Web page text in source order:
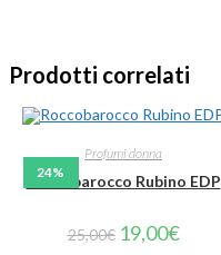
Prodotti correlati
24%
Profumi donna
Roccobarocco Rubino EDP
25,00€ 19,00€